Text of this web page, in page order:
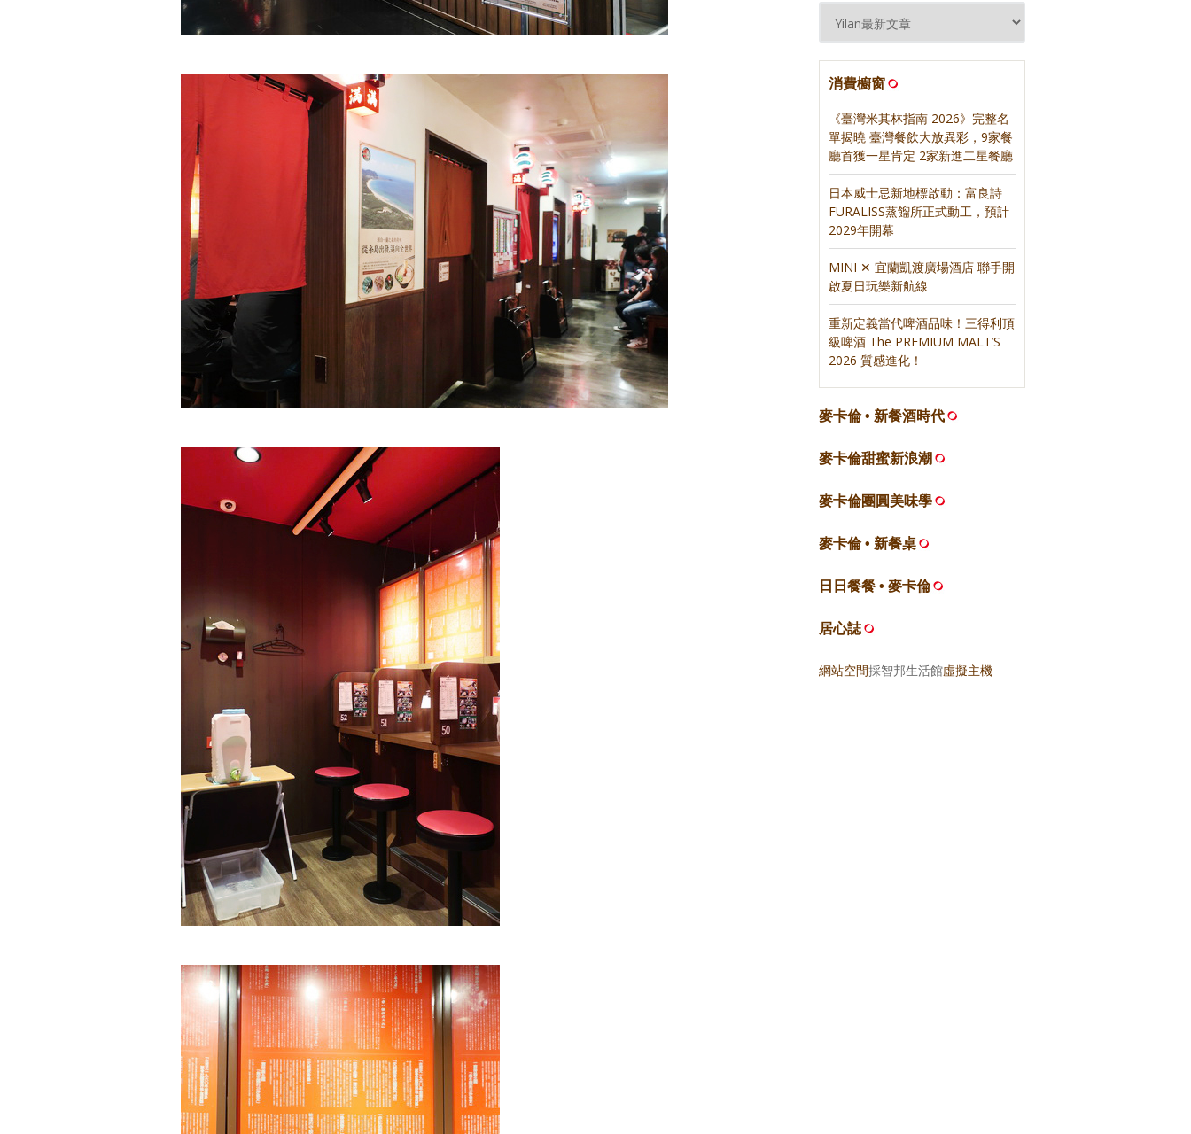
消費櫥窗
《臺灣米其林指南 2026》完整名
單揭曉 臺灣餐飲大放異彩，9家餐
廳首獲一星肯定 2家新進二星餐廳
日本威士忌新地標啟動：富良詩
FURALISS蒸餾所正式動工，預計
2029年開幕
MINI ✕ 宜蘭凱渡廣場酒店 聯手開
啟夏日玩樂新航線
重新定義當代啤酒品味！三得利頂
級啤酒 The PREMIUM MALT’S
2026 質感進化！
麥卡倫 • 新餐酒時代
麥卡倫甜蜜新浪潮
麥卡倫團圓美味學
麥卡倫 • 新餐桌
日日餐餐 • 麥卡倫
居心誌
網站空間採智邦生活館虛擬主機